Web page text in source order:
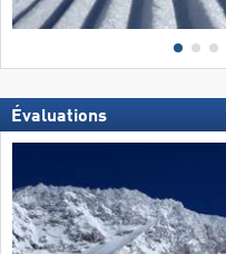
Évaluations